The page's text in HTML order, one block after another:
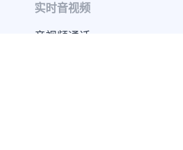
实时音视频
音视频通话